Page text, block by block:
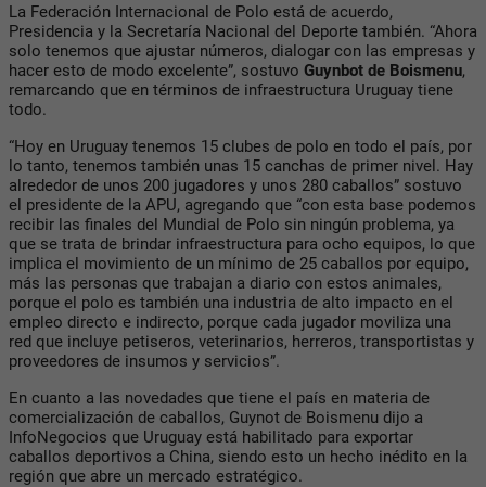
La Federación Internacional de Polo está de acuerdo,
Presidencia y la Secretaría Nacional del Deporte también. “Ahora
solo tenemos que ajustar números, dialogar con las empresas y
hacer esto de modo excelente”, sostuvo Guynbot de Boismenu,
remarcando que en términos de infraestructura Uruguay tiene
todo.
“Hoy en Uruguay tenemos 15 clubes de polo en todo el país, por
lo tanto, tenemos también unas 15 canchas de primer nivel. Hay
alrededor de unos 200 jugadores y unos 280 caballos” sostuvo
el presidente de la APU, agregando que “con esta base podemos
recibir las finales del Mundial de Polo sin ningún problema, ya
que se trata de brindar infraestructura para ocho equipos, lo que
implica el movimiento de un mínimo de 25 caballos por equipo,
más las personas que trabajan a diario con estos animales,
porque el polo es también una industria de alto impacto en el
empleo directo e indirecto, porque cada jugador moviliza una
red que incluye petiseros, veterinarios, herreros, transportistas y
proveedores de insumos y servicios”.
En cuanto a las novedades que tiene el país en materia de
comercialización de caballos, Guynot de Boismenu dijo a
InfoNegocios que Uruguay está habilitado para exportar
caballos deportivos a China, siendo esto un hecho inédito en la
región que abre un mercado estratégico.